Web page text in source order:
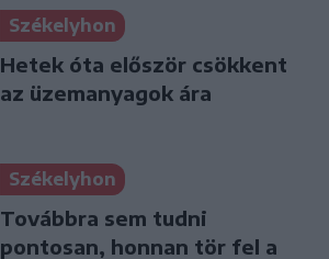
Székelyhon
Hetek óta először csökkent
az üzemanyagok ára
Székelyhon
Továbbra sem tudni
pontosan, honnan tör fel a